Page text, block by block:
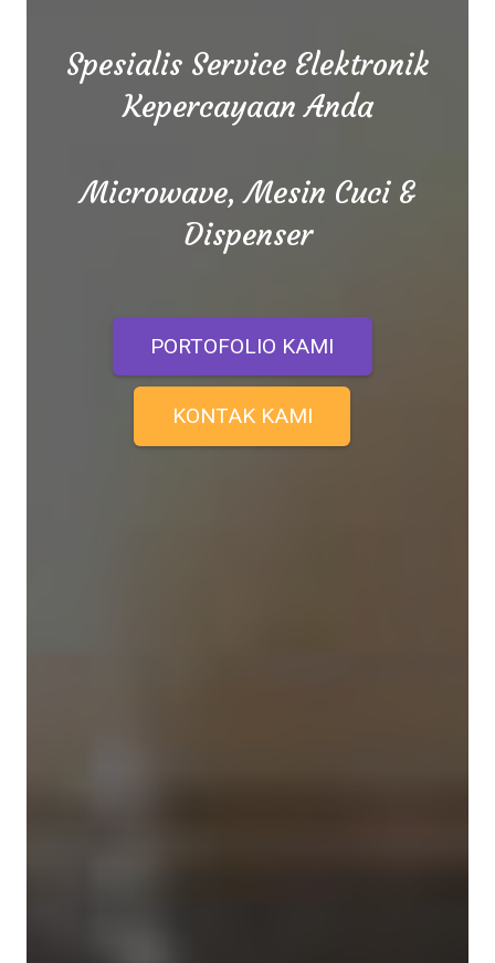
Spesialis Service Elektronik
Kepercayaan Anda
Microwave, Mesin Cuci &
Dispenser
PORTOFOLIO KAMI
KONTAK KAMI